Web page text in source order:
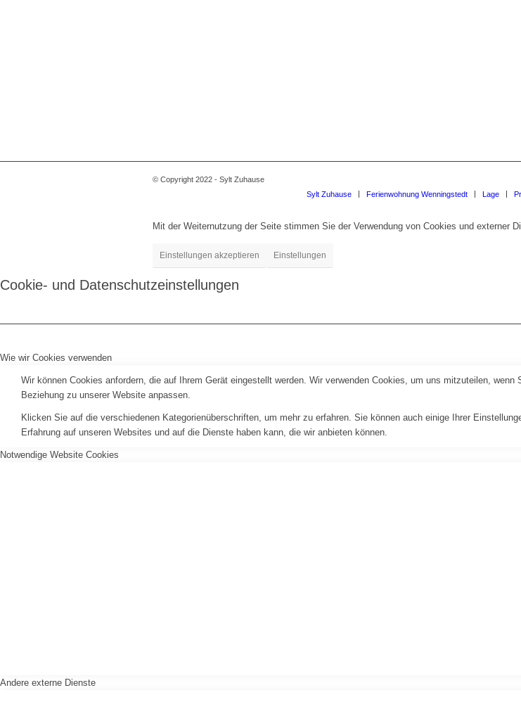
© Copyright 2022 - Sylt Zuhause
Sylt Zuhause
Ferienwohnung Wenningstedt Lage
Mit der Weiternutzung der Seite stimmen Sie der Verwendung von Cookies und externer
Einstellungen akzeptieren Einstellungen
Cookie- und Datenschutzeinstellungen
Wie wir Cookies verwenden
Wir können Cookies anfordern, die auf Ihrem Gerät eingestellt werden. Wir verwenden Cookies, um uns mitzuteilen,
Beziehung zu unserer Website anpassen.
Klicken Sie auf die verschiedenen Kategorienüberschriften, um mehr zu erfahren. Sie können auch einige Ihrer
Erfahrung auf unseren Websites und auf die Dienste haben kann, die wir anbieten können.
Notwendige Website Cookies
Andere externe Dienste